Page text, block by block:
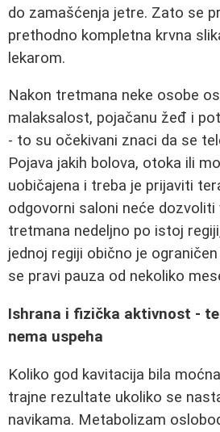
do zamašćenja jetre. Zato se
prethodno kompletna krvna
lekarom.
Nakon tretmana neke osobe
malaksalost, pojačanu žeđ i
- to su očekivani znaci da se
Pojava jakih bolova, otoka ili
uobičajena i treba je prijaviti
odgovorni saloni neće dozvoliti
tretmana nedeljno po istoj
jednoj regiji obično je
se pravi pauza od nekoliko
Ishrana i fizička aktivnost -
nema uspeha
Koliko god kavitacija bila
trajne rezultate ukoliko se
navikama. Metabolizam